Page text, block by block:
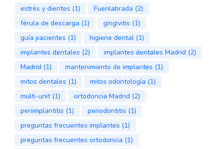
estrés y dientes (1) Fuenlabrada (2)
férula de descarga (1) gingivitis (1)
guía pacientes (1) higiene dental (1)
implantes dentales (2) implantes dentales Madrid (2)
Madrid (1) mantenimiento de implantes (1)
mitos dentales (1) mitos odontología (1)
multi-unit(1) ortodoncia Madrid (2)
periimplantitis (1) periodontitis (1)
preguntas frecuentes implantes (1)
preguntas frecuentes ortodoncia (1)